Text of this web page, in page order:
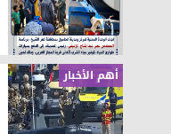
أهم الأخبار